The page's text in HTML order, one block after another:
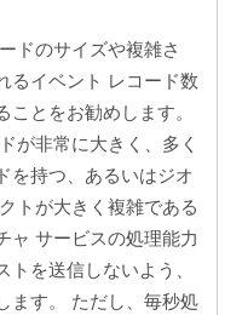
ドのサイズや複雑さ
るイベント レコード数
ことをお勧めします。
が非常に大きく、多く
を持つ、あるいはジオ
トが大きく複雑である
ャ サービスの処理能力
トを送信しないよう、
ます。 ただし、毎秒処